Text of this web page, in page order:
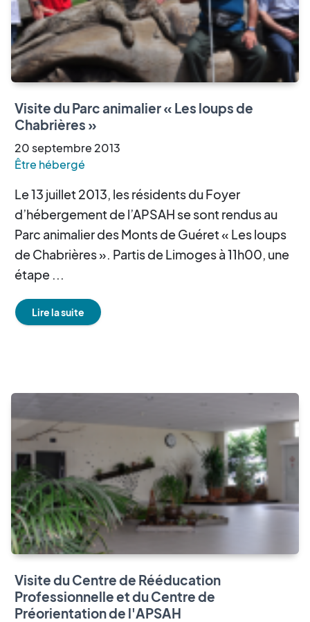
Visite du Parc animalier « Les loups de
Chabrières »
20septembre 2013
Être hébergé
Le 13 juillet 2013, les résidents du Foyer
d’hébergement de l’APSAH se sont rendus au
Parc animalier des Monts de Guéret « Les loups
de Chabrières ». Partis de Limoges à 11h00, une
étape ...
Lire la suite
Visite du Centre de Rééducation
Professionnelle et du Centre de
Préorientation de l'APSAH